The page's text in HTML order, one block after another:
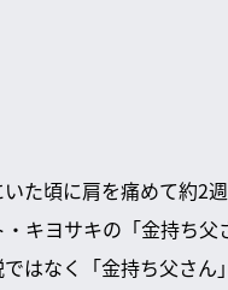
た頃に肩を痛めて約2
キヨサキの「金持ち
はなく「金持ち父さん